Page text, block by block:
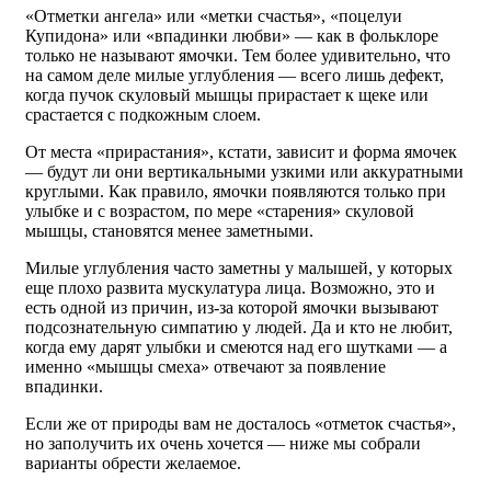
«Отметки ангела» или «метки счастья», «поцелуи
Купидона» или «впадинки любви» — как в фольклоре
только не называют ямочки. Тем более удивительно, что
на самом деле милые углубления — всего лишь дефект,
когда пучок скуловый мышцы прирастает к щеке или
срастается с подкожным слоем.
От места «прирастания», кстати, зависит и форма ямочек
— будут ли они вертикальными узкими или аккуратными
круглыми. Как правило, ямочки появляются только при
улыбке и с возрастом, по мере «старения» скуловой
мышцы, становятся менее заметными.
Милые углубления часто заметны у малышей, у которых
еще плохо развита мускулатура лица. Возможно, это и
есть одной из причин, из-за которой ямочки вызывают
подсознательную симпатию у людей. Да и кто не любит,
когда ему дарят улыбки и смеются над его шутками — а
именно «мышцы смеха» отвечают за появление
впадинки.
Если же от природы вам не досталось «отметок счастья»,
но заполучить их очень хочется — ниже мы собрали
варианты обрести желаемое.